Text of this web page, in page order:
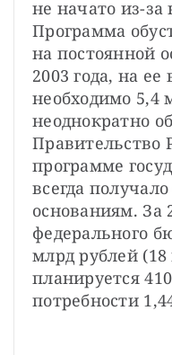
не начато из-за
Программа
на постоянной
2003 года, на
необходимо 5,4
неоднократно
Правительство
программе
всегда
основаниям. За
федерального
млрд рублей (18
планируется
потребности